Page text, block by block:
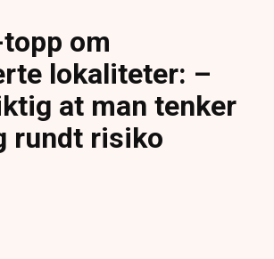
om
lokaliteter: –
at man tenker
rundt risiko